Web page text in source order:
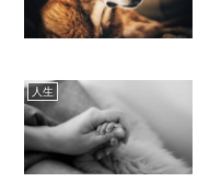
人生